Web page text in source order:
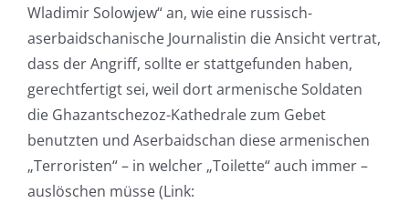
Wladimir Solowjew“ an, wie eine russisch-
aserbaidschanische Journalistin die Ansicht vertrat,
dass der Angriff, sollte er stattgefunden haben,
gerechtfertigt sei, weil dort armenische Soldaten
die Ghazantschezoz-Kathedrale zum Gebet
benutzten und Aserbaidschan diese armenischen
„Terroristen“ – in welcher „Toilette“ auch immer –
auslöschen müsse (Link: